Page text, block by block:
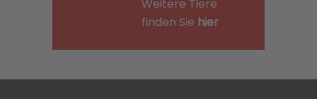
Weitere Tiere
finden Sie hier